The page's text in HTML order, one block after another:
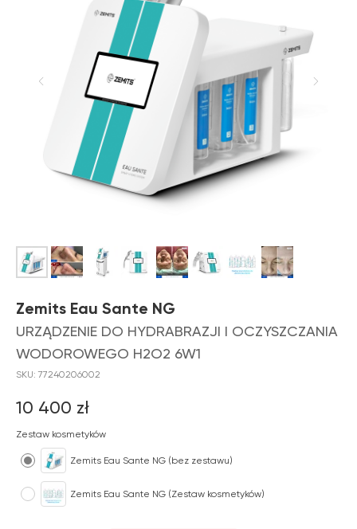
Zemits Eau Sante NG
URZĄDZENIE DO HYDRABRAZJI I OCZYSZCZANIA
WODOROWEGO H2O2 6W1
SKU: 77240206002
10 400 zł
Zestaw kosmetyków
Zemits Eau Sante NG (bez zestawu)
Zemits Eau Sante NG (Zestaw kosmetyków)